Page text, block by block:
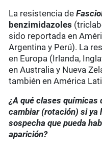
La resistencia de
benzimidazoles
sido reportada en
Argentina y Perú). La
en Europa (Irlanda,
en Australia y Nueva
también en América
¿A qué clases químicas
cambiar (rotación) si ya
sospecha que pueda
aparición?